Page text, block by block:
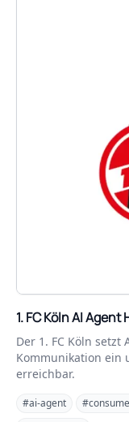
1. FC Köln AI Agent
Der 1. FC Köln setzt
Kommunikation ein
erreichbar.
#ai-agent